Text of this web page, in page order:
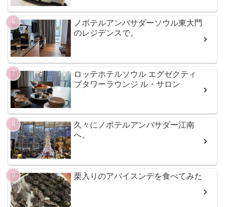
ノボテルアンバサダーソウル東大門
のレジデンスで。
ロッテホテルソウル エグゼクティ
ブタワーラウンジ ル・サロン
久々にノボテルアンバサダー江南
へ。
栗入りのアバイスンデを食べてみた